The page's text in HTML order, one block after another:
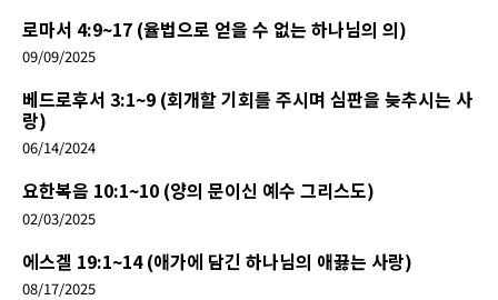
로마서 4:9~17 (율법으로 얻을 수 없는 하나님의 의)
09/09/2025
베드로후서 3:1~9 (회개할 기회를 주시며 심판을 늦추시는 사
랑)
06/14/2024
요한복음 10:1~10 (양의 문이신 예수 그리스도)
02/03/2025
에스겔 19:1~14 (애가에 담긴 하나님의 애끓는 사랑)
08/17/2025